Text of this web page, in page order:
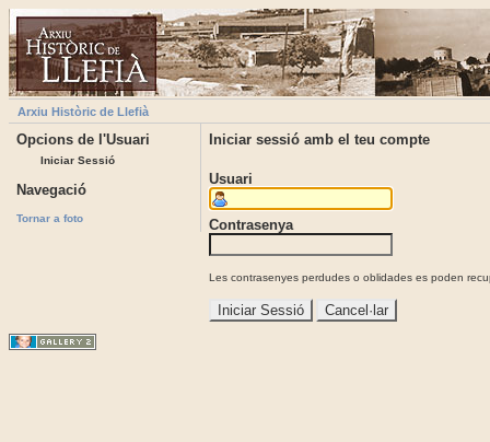
Arxiu Històric de Llefià
Opcions de l'Usuari
Iniciar Sessió
Navegació
Tornar a foto
Iniciar sessió amb el teu compte
Usuari
Contrasenya
Les contrasenyes perdudes o oblidades es poden